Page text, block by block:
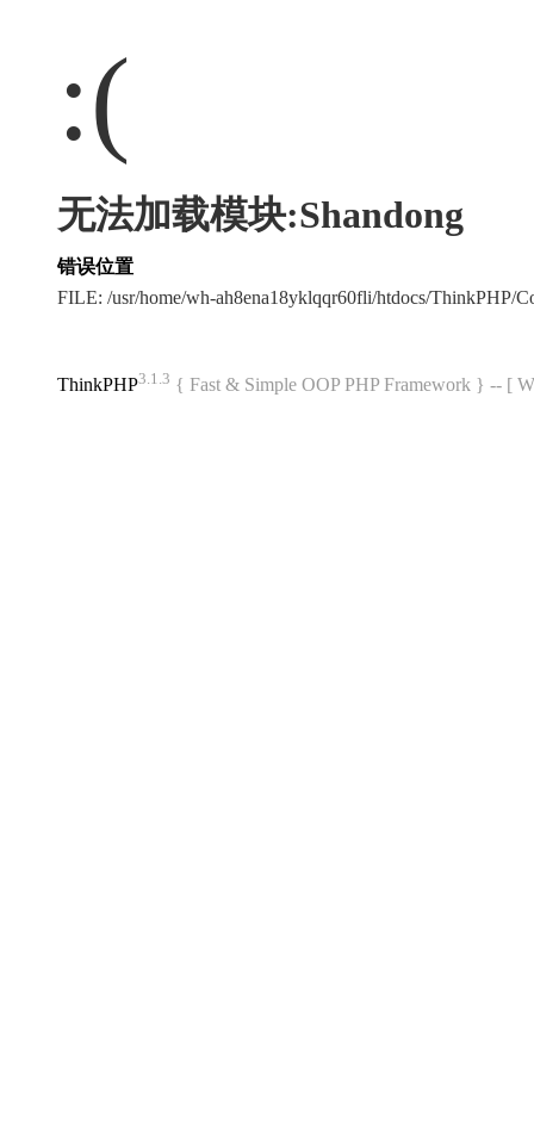
:(
无法加载模块:Shandong
错误位置
FILE: /usr/home/wh-ah8ena18yklqqr60fli/htdocs/
ThinkPHP3.1.3 { Fast & Simple OOP PHP Framework } -- [